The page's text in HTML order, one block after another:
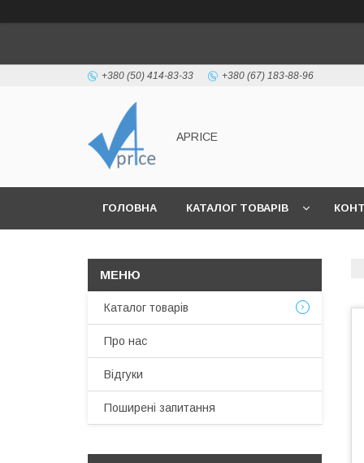
+380 (50) 414-83-33 +380 (67) 183-88-96
APRICE
ГОЛОВНА КАТАЛОГ ТОВАРІВ
Каталог товарів
Про нас
Відгуки
Поширені запитання